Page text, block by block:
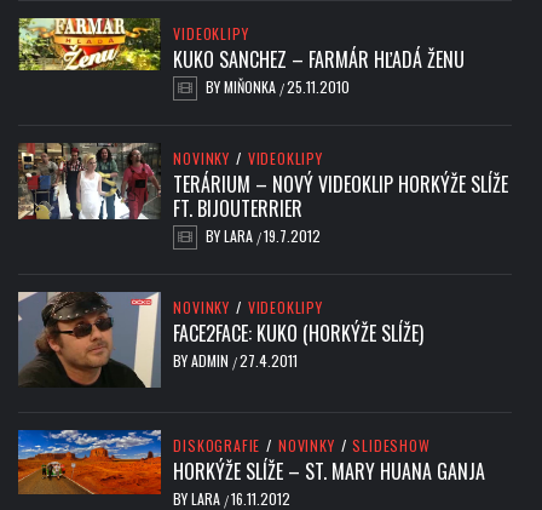
VIDEOKLIPY
KUKO SANCHEZ – FARMÁR HĽADÁ ŽENU
BYMIŇONKA /25.11.2010
NOVINKY / VIDEOKLIPY
TERÁRIUM – NOVÝ VIDEOKLIP HORKÝŽE SLÍŽE
FT. BIJOUTERRIER
BYLARA /19.7.2012
NOVINKY / VIDEOKLIPY
FACE2FACE: KUKO (HORKÝŽE SLÍŽE)
BYADMIN /27.4.2011
DISKOGRAFIE / NOVINKY / SLIDESHOW
HORKÝŽE SLÍŽE – ST. MARY HUANA GANJA
BYLARA /16.11.2012